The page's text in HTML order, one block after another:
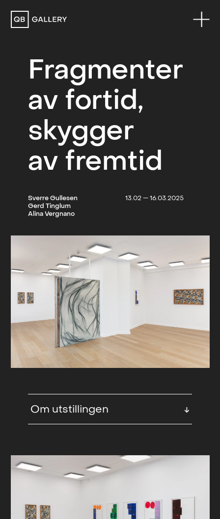
QB Gallery
Fragmenter
av fortid,
skygger
av fremtid
Sverre Gullesen
Gerd Tinglum
Alina Vergnano
13.02 — 16.03.2025
Om utstillingen ↓
I ‘Fragmenter av fortid, skygger av
fremtid’ vises verk av Sverre
Gullesen, Gerd Tinglum og Alina
Vergnano. I møtet mellom